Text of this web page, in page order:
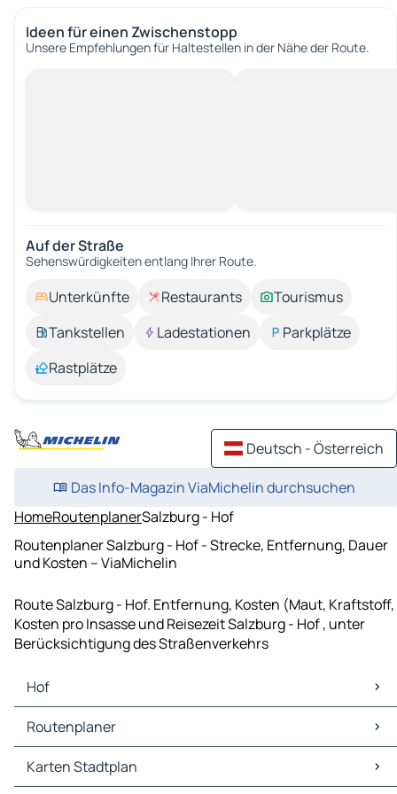
Ideen für einen Zwischenstopp
Unsere Empfehlungen für Haltestellen in der Nähe der Route.
Auf der Straße
Sehenswürdigkeiten entlang Ihrer Route.
Unterkünfte Restaurants
Tourismus
Tankstellen
Ladestationen
Parkplätze
Rastplätze
Deutsch - Österreich
Das Info-Magazin ViaMichelin durchsuchen
HomeRoutenplanerSalzburg - Hof
Routenplaner Salzburg - Hof - Strecke, Entfernung, Dauer
und Kosten – ViaMichelin
Route Salzburg - Hof. Entfernung, Kosten (Maut, Kraftstoff,
Kosten pro Insasse und Reisezeit Salzburg - Hof , unter
Berücksichtigung des Straßenverkehrs
Hof
Hof Karten Stadtplan
Hof Verkehr
Hof Hotels
Hof Restaurants
Routenplaner
Routenplaner Hof - Salzburg
Routenplaner Hof - Hallein
Karten Stadtplan